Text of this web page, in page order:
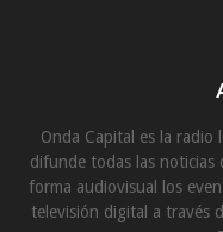
Onda Capital es la radio
difunde todas las noticias
forma audiovisual los
televisión digital a través